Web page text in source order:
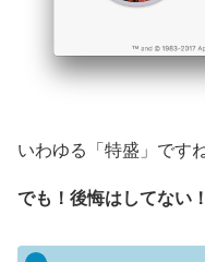
いわゆる「特盛」です
でも！後悔はしてない！